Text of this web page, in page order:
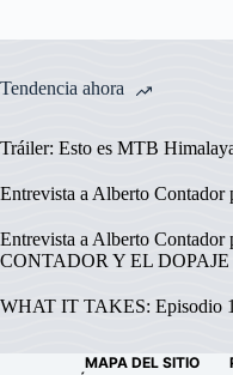
Tendencia ahora
Tráiler: Esto es MTB
Entrevista a Alberto Contador
Entrevista a Alberto Contador
CONTADOR Y EL DOPAJE
WHAT IT TAKES: Episodio
MAPA DEL SITIO